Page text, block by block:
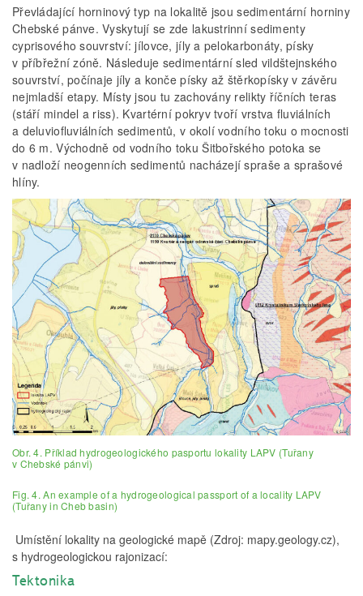
Převládající horninový typ na lokalitě jsou sedimentární horniny
Chebské pánve. Vyskytují se zde lakustrinní sedimenty
cyprisového souvrství: jílovce, jíly a pelokarbonáty, písky
v příbřežní zóně. Následuje sedimentární sled vildštejnského
souvrství, počínaje jíly a konče písky až štěrkopísky v závěru
nejmladší etapy. Místy jsou tu zachovány relikty říčních teras
(stáří mindel a riss). Kvartérní pokryv tvoří vrstva fluviálních
a deluviofluviálních sedimentů, v okolí vodního toku o mocnosti
do 6 m. Východně od vodního toku Šitbořského potoka se
v nadloží neogenních sedimentů nacházejí spraše a sprašové
hlíny.
Obr. 4. Příklad hydrogeologického pasportu lokality LAPV (Tuřany
v Chebské pánvi)
Fig. 4. An example of a hydrogeological passport of a locality LAPV
(Tuřany in Cheb basin)
Umístění lokality na geologické mapě (Zdroj: mapy.geology.cz),
s hydrogeologickou rajonizací:
Tektonika